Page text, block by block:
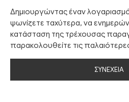
Δημιουργώντας έναν
ψωνίζετε ταχύτερα, να
κατάσταση της τρέχουσας
παρακολουθείτε τις
ΣΥΝΈΧΕΙΑ